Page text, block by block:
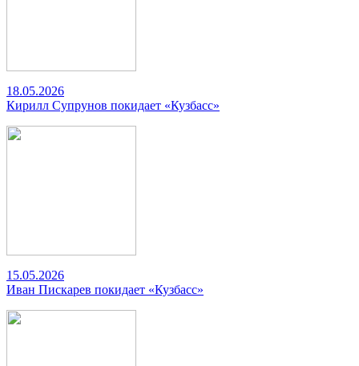
18.05.2026
Кирилл Супрунов покидает «Кузбасс»
15.05.2026
Иван Пискарев покидает «Кузбасс»